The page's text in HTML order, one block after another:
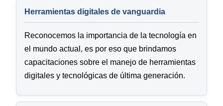
Herramientas digitales de vanguardia
Reconocemos la importancia de la tecnología en
el mundo actual, es por eso que brindamos
capacitaciones sobre el manejo de herramientas
digitales y tecnológicas de última generación.